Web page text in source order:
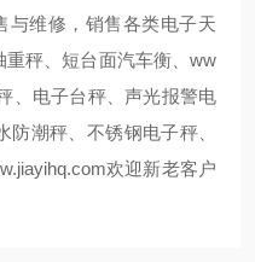
与维修，销售各类电子天
秤、短台面汽车衡、 ww
、电子台秤、声光报警电
潮秤、不锈钢电子秤、
欢迎新老客户